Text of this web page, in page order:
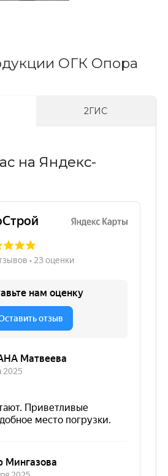
ОГК Опора
2ГИС
на Яндекс-